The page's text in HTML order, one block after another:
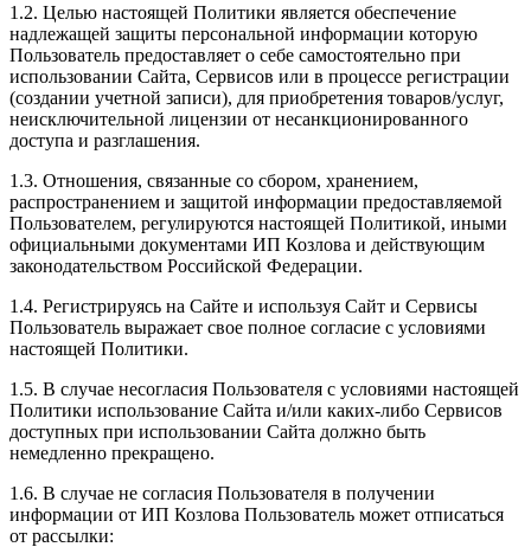
1.2. Целью настоящей Политики является обеспечение
надлежащей защиты персональной информации которую
Пользователь предоставляет о себе самостоятельно при
использовании Сайта, Сервисов или в процессе регистрации
(создании учетной записи), для приобретения товаров/услуг,
неисключительной лицензии от несанкционированного
доступа и разглашения.
1.3. Отношения, связанные со сбором, хранением,
распространением и защитой информации предоставляемой
Пользователем, регулируются настоящей Политикой, иными
официальными документами ИП Козловa и действующим
законодательством Российской Федерации.
1.4. Регистрируясь на Сайте и используя Сайт и Сервисы
Пользователь выражает свое полное согласие с условиями
настоящей Политики.
1.5. В случае несогласия Пользователя с условиями настоящей
Политики использование Сайта и/или каких-либо Сервисов
доступных при использовании Сайта должно быть
немедленно прекращено.
1.6. В случае не согласия Пользователя в получении
информации от ИП Козлова Пользователь может отписаться
от рассылки: